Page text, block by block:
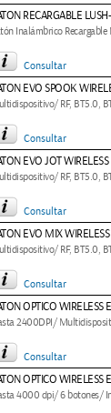
RECARGABLE
Inalámbrico
Consultar
EVO SPOOK
RF, BT5.0,
Consultar
EVO JOT
RF, BT5.0,
Consultar
EVO MIX
RF, BT5.0,
Consultar
OPTICO WIRELESS
2400DPI/
Consultar
OPTICO WIRELESS
4000 dpi/ 6 botones/